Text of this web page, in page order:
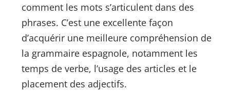
comment les mots s’articulent dans des
phrases. C’est une excellente façon
d’acquérir une meilleure compréhension de
la grammaire espagnole, notamment les
temps de verbe, l’usage des articles et le
placement des adjectifs.